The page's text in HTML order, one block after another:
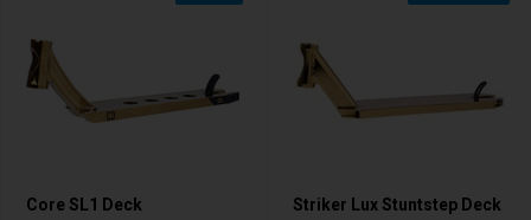
Core SL1 Deck Striker Lux Stuntstep Deck